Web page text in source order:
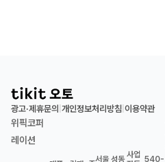
광고·제휴문의 개인정보처리방침 이용약관
위픽코퍼
레이션
서울 성동 사업 540-